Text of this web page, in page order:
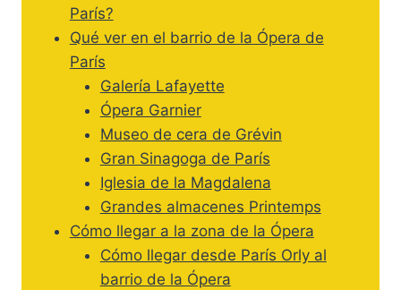
París?
Qué ver en el barrio de la Ópera de
París
Galería Lafayette
Ópera Garnier
Museo de cera de Grévin
Gran Sinagoga de París
Iglesia de la Magdalena
Grandes almacenes Printemps
Cómo llegar a la zona de la Ópera
Cómo llegar desde París Orly al
barrio de la Ópera